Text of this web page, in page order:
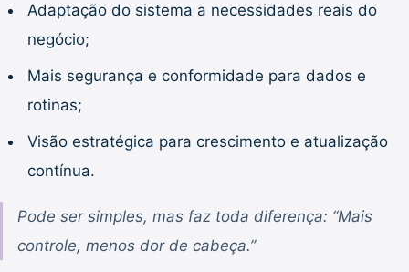
Adaptação do sistema a necessidades reais do
negócio;
Mais segurança e conformidade para dados e
rotinas;
Visão estratégica para crescimento e atualização
contínua.
Pode ser simples, mas faz toda diferença: “Mais
controle, menos dor de cabeça.”